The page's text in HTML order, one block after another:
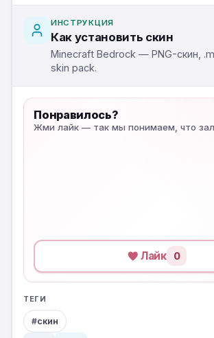
ИНСТРУКЦИЯ
Как установить скин
Minecraft Bedrock — PNG-скин,
skin pack.
Понравилось?
Жми лайк — так мы понимаем, что
Лайк 0
ТЕГИ
скин